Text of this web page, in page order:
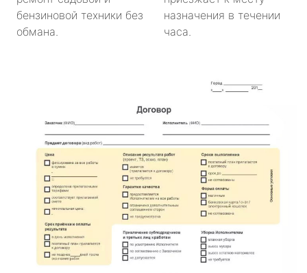
бензиновой техники без
обмана.
назначения в течении
часа.